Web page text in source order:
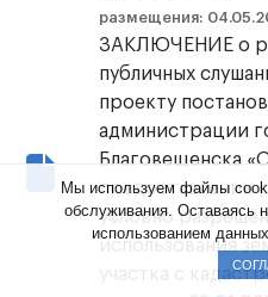
размещения:
ЗАКЛЮЧЕНИЕ о
публичных
проекту
администрации
Благовещенска
предоставлении
условно
использования
участка с
Мы используем файлы
обслуживания. Оставаясь
использованием